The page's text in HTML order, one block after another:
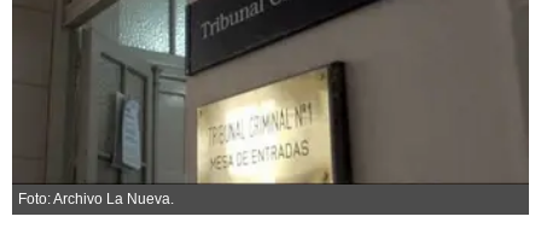
Sociedad y tiempo
Sociedad
Tecnología
Turismo
Salud
Es viral
Fúnebres
Foto: Archivo La Nueva.